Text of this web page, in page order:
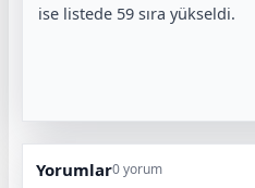
ise listede 59 sıra yükseldi.
Yorumlar0 yorum